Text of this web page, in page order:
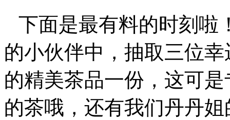
下面是最有料的时刻啦
的小伙伴中，抽取三位
的精美茶品一份，这可
的茶哦，还有我们丹丹